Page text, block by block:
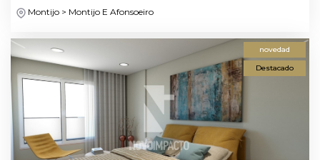
Montijo > Montijo E Afonsoeiro
novedad
Destacado